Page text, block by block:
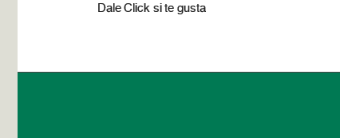
Dale Click si te gusta